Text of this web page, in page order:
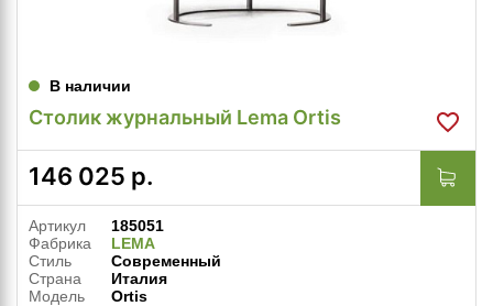
В наличии
Столик журнальный Lema Ortis
146 025 р.
Артикул
185051
Фабрика
LEMA
Стиль
Современный
Страна
Италия
Модель
Ortis